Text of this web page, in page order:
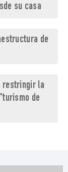
su casa
de
restringir la
de